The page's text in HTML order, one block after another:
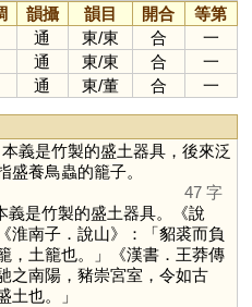
韻攝 韻目 開合
等第
通 東/東 合
一
通 東/東 合
一
通 東/董 合 一
義是竹製的盛土器具，後來泛
盛養鳥蟲的籠子。
47 字
義是竹製的盛土器具。《說
淮南子．說山》：「貂裘而負
，土籠也。」《漢書．王莽傳
之南陽，豬崇宮室，令如古
土也。」